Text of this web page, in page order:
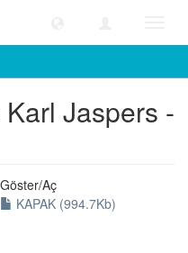
Jaspers -
Göster/Aç
KAPAK (994.7Kb)